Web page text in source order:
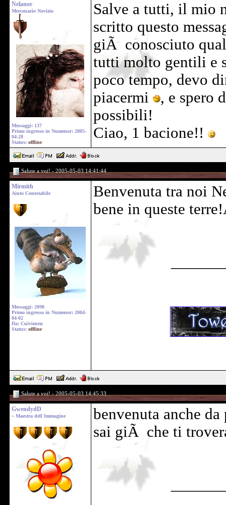
Nelanor
Mercenario Novizio
Messaggi: 137
Primo ingresso in Numenor: 2005-
04-28
Status: offline
Salve a tutti, il mio
scritto questo
giÃ conosciuto
tutti molto gentili e
poco tempo, devo
piacermi
, e spero
possibili!
Ciao, 1 bacione!!
Salute a voi! - 2005-05-03 14:41:44
Mirmith
Aiuto Conestabile
Messaggi: 2098
Primo ingresso in Numenor: 2004-
04-02
Da: Cuivienen
Status: offline
Benvenuta tra noi
bene in queste
Salute a voi! - 2005-05-03 14:45:33
GwendydD
~ Maestra dell Immagine
benvenuta anche
sai giÃ che ti